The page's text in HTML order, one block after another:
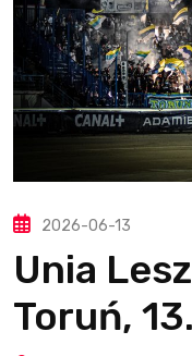
2026-06-13
Unia
Toruń,